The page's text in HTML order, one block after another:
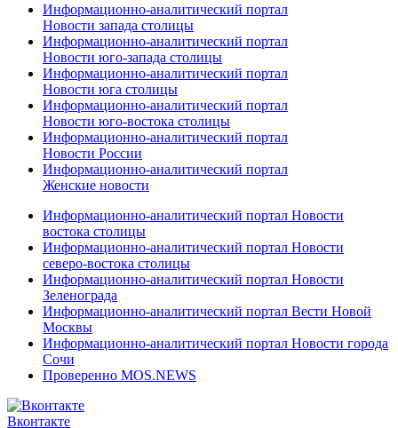
Информационно-аналитический портал
Новости запада столицы
Информационно-аналитический портал
Новости юго-запада столицы
Информационно-аналитический портал
Новости юга столицы
Информационно-аналитический портал
Новости юго-востока столицы
Информационно-аналитический портал
Новости России
Информационно-аналитический портал
Женские новости
Информационно-аналитический портал Новости
востока столицы
Информационно-аналитический портал Новости
северо-востока столицы
Информационно-аналитический портал Новости
Зеленограда
Информационно-аналитический портал Вести Новой
Москвы
Информационно-аналитический портал Новости города
Сочи
Проверенно MOS.NEWS
Вконтакте